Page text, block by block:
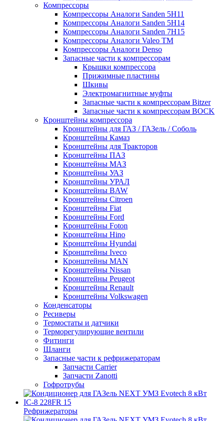
Компрессоры
Компрессоры Аналоги Sanden 5H11
Компрессоры Аналоги Sanden 5H14
Компрессоры Аналоги Sanden 7H15
Компрессоры Аналоги Valeo ТМ
Компрессоры Аналоги Denso
Запасные части к компрессорам
Крышки компрессора
Прижимные пластины
Шкивы
Электромагнитные муфты
Запасные части к компрессорам Bitzer
Запасные части к компрессорам BOCK
Кронштейны компрессора
Кронштейны для ГАЗ / ГАЗель / Соболь
Кронштейны Камаз
Кронштейны для Тракторов
Кронштейны ПАЗ
Кронштейны МАЗ
Кронштейны УАЗ
Кронштейны УРАЛ
Кронштейны BAW
Кронштейны Citroen
Кронштейны Fiat
Кронштейны Ford
Кронштейны Foton
Кронштейны Hino
Кронштейны Hyundai
Кронштейны Iveco
Кронштейны MAN
Кронштейны Nissan
Кронштейны Peugeot
Кронштейны Renault
Кронштейны Volkswagen
Конденсаторы
Ресиверы
Термостаты и датчики
Терморегулирующие вентили
Фитинги
Шланги
Запасные части к рефрижераторам
Запчасти Carrier
Запчасти Zanotti
Гофротрубы
Рефрижераторы